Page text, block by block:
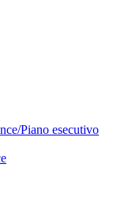
Piano esecutivo